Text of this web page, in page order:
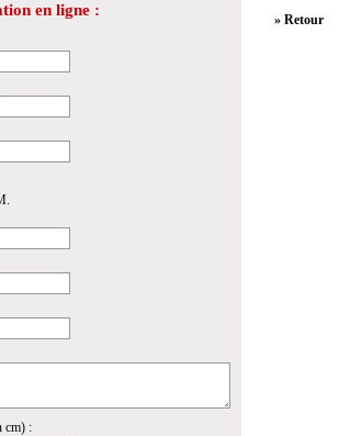
en ligne :
cm) :
» Retour